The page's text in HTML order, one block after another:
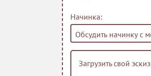
Начинка:
Загрузить свой эскиз